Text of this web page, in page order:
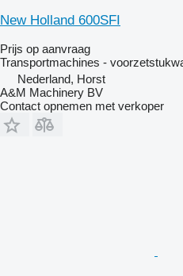
New Holland 600SFI
Prijs op aanvraag
Transportmachines -
Nederland, Horst
A&M Machinery BV
Contact opnemen met verkoper